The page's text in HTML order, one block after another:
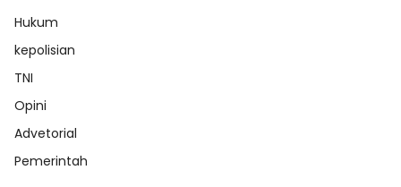
Hukum
kepolisian
TNI
Opini
Advetorial
Pemerintah